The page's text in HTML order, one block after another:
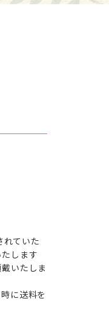
ていた
します
いたしま
に送料を